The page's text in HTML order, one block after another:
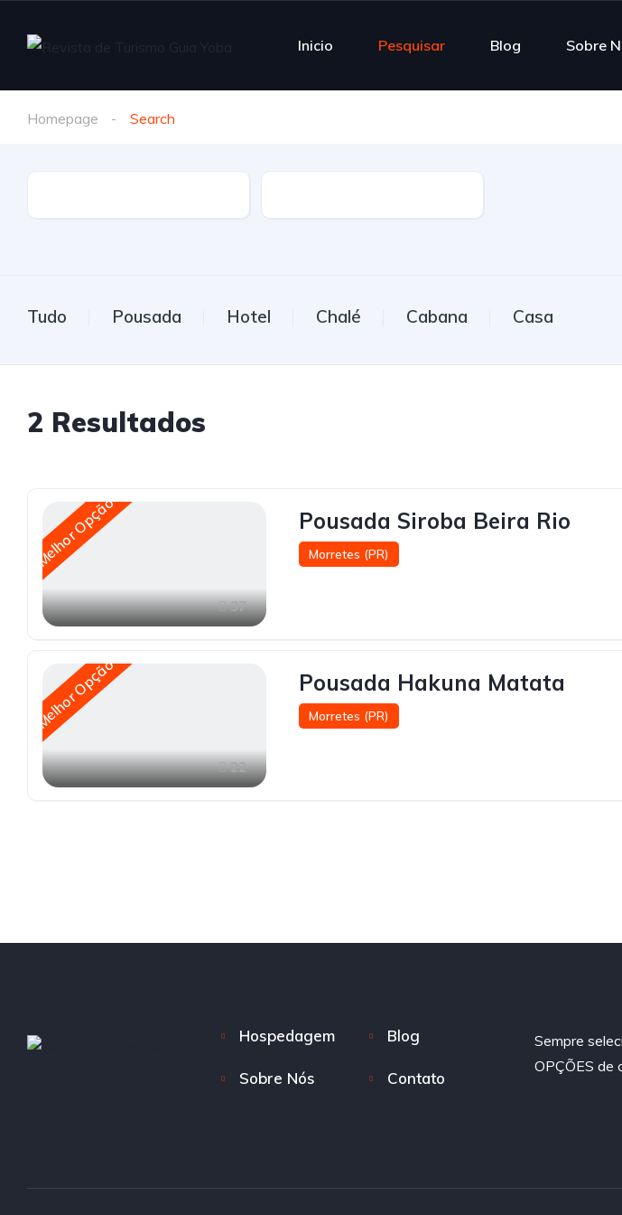
Inicio Pesquisar Blog Sobre
Homepage Search
Tudo Pousada Hotel Chalé Cabana Casa
2 Resultados
Melhor Opção
37
Pousada Siroba Beira Rio
Morretes (PR)
Melhor Opção
22
Pousada Hakuna Matata
Morretes (PR)
Hospedagem Blog
Sobre Nós Contato
Sempre
OPÇÕES de